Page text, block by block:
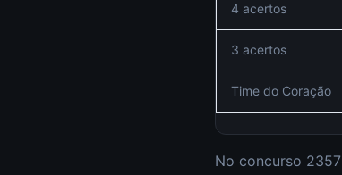
4 acertos
3 acertos
Time do Coração
No concurso 2357